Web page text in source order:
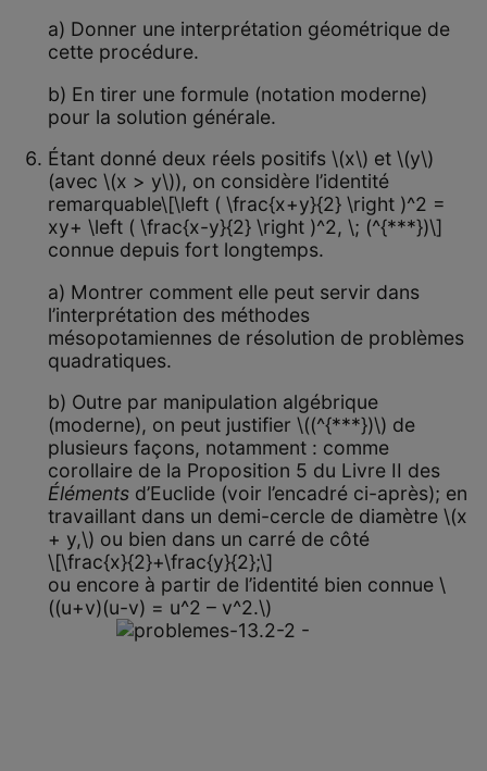
a) Donner une interprétation géométrique de
cette procédure.
b) En tirer une formule (notation moderne)
pour la solution générale.
Étant donné deux réels positifs \(x\) et \(y\)
(avec \(x > y\)), on considère l’identité
remarquable\[\left ( \frac{x+y}{2} \right )^2 =
xy+ \left ( \frac{x-y}{2} \right )^2, \; (^{***})\]
connue depuis fort longtemps.
a) Montrer comment elle peut servir dans
l’interprétation des méthodes
mésopotamiennes de résolution de problèmes
quadratiques.
b) Outre par manipulation algébrique
(moderne), on peut justifier \((^{***})\) de
plusieurs façons, notamment : comme
corollaire de la Proposition 5 du Livre II des
Élémentsd’Euclide (voir l’encadré ci-après); en
travaillant dans un demi-cercle de diamètre \(x
+ y,\) ou bien dans un carré de côté
\[\frac{x}{2}+\frac{y}{2};\]
ou encore à partir de l’identité bien connue \
((u+v)(u-v) = u^2 – v^2.\)